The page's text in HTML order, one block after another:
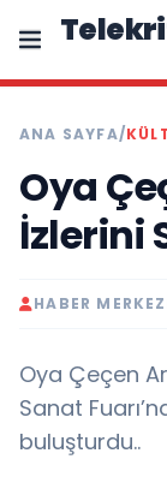
ANA SAYFA/
Oya
İzlerini
HABER
Oya Çeçen
Sanat
buluşturdu..